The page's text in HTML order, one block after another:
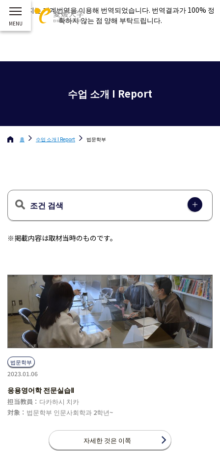
이 페이지는 기계번역을 이용해 번역되었습니다. 번역결과가 100% 정
확하지 않는 점 양해 부탁드립니다.
수업 소개 I Report
홈 수업 소개 I Report 법문학부
조건 검색
※掲載内容は取材当時のものです。
법문학부
2023.01.06
응용영어학 전문실습Ⅱ
担当教員：다카하시 치카
対象：법문학부 인문사회학과 2학년~
자세한 것은 이쪽